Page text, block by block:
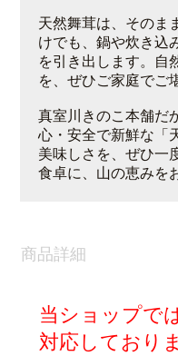
天然舞茸は、そのま
けでも、鍋や炊き込
を引き出します。自
を、ぜひご家庭でご
真室川きのこ本舗だ
心・安全で新鮮な「
美味しさを、ぜひ一
食卓に、山の恵みを
商品詳細
当ショップで
対応しており